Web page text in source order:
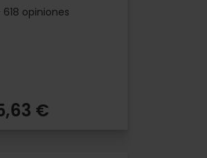
opiniones
€